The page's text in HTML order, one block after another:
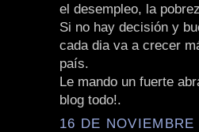
el desempleo, la
Si no hay decisión y
cada dia va a crecer
país.
Le mando un fuerte
blog todo!.
16 DE